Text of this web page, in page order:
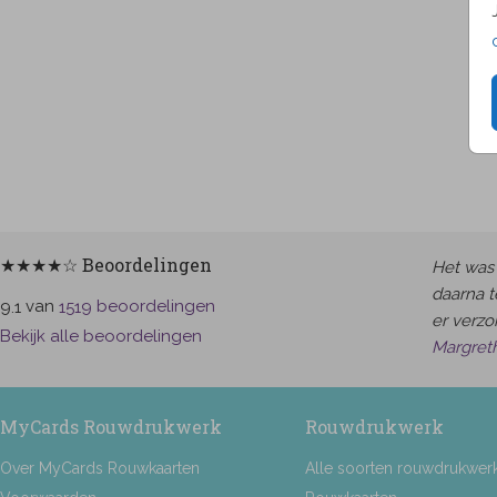
★★★★☆ Beoordelingen
9.1 van 1519 beoordelingen
Bekijk alle beoordelingen
Het
daarna
er
MyCards Rouwdrukwerk
Over MyCards Rouwkaarten
Rouwdrukwerk
Alle soorten